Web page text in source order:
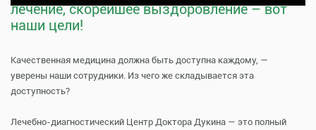
лечение, скорейшее выздоровление – вот
наши цели!
Качественная медицина должна быть доступна каждому, —
уверены наши сотрудники. Из чего же складывается эта
доступность?
Лечебно-диагностический Центр Доктора Дукина — это полный